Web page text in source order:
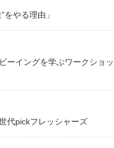
やる理由」
ーイングを学ぶワークショッ
代pickフレッシャーズ